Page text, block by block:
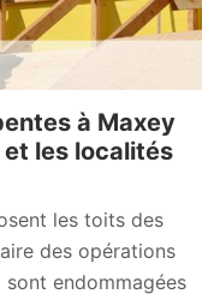
à Maxey
les localités
les toits des
des opérations
endommagées